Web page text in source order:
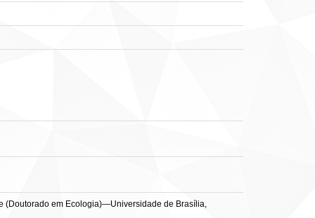
(Doutorado em Ecologia)—Universidade de Brasília,